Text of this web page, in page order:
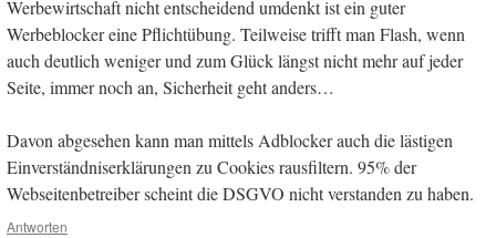
Werbewirtschaft nicht entscheidend umdenkt ist ein guter
Werbeblocker eine Pflichtübung. Teilweise trifft man Flash, wenn
auch deutlich weniger und zum Glück längst nicht mehr auf jeder
Seite, immer noch an, Sicherheit geht anders…
Davon abgesehen kann man mittels Adblocker auch die lästigen
Einverständniserklärungen zu Cookies rausfiltern. 95% der
Webseitenbetreiber scheint die DSGVO nicht verstanden zu haben.
Antworten